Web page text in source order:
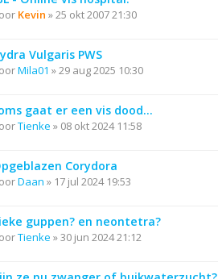
Kevin »25 okt 2007 21:30
Vulgaris PWS
Mila01 »29 aug 2025 10:30
gaat er een vis dood...
Tienke » 08 okt 2024 11:58
Corydora
Daan » 17 jul 2024 19:53
guppen? en neontetra?
Tienke »30 jun 2024 21:12